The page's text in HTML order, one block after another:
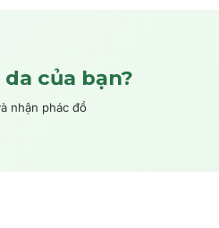
của bạn?
nhận phác đồ